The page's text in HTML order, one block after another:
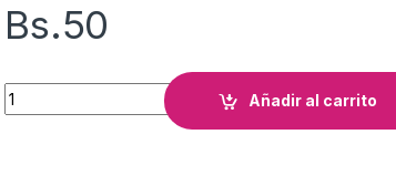
Bs.50
Reloj Panda Con Portalápices cantidad
Añadir al carrito